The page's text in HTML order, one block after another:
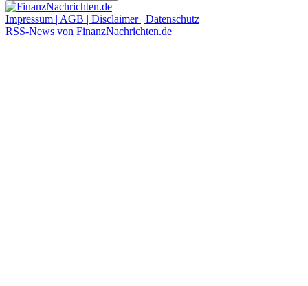
Impressum | AGB | Disclaimer | Datenschutz
RSS-News von FinanzNachrichten.de